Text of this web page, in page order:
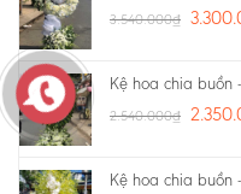
3.540.000₫
Kệ hoa chia buồn
2.540.000₫
Kệ hoa chia buồn